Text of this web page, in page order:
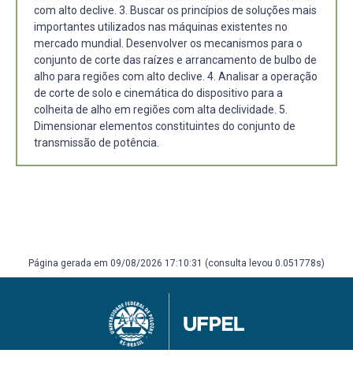
com alto declive. 3. Buscar os princípios de soluções mais
importantes utilizados nas máquinas existentes no
mercado mundial. Desenvolver os mecanismos para o
conjunto de corte das raízes e arrancamento de bulbo de
alho para regiões com alto declive. 4. Analisar a operação
de corte de solo e cinemática do dispositivo para a
colheita de alho em regiões com alta declividade. 5.
Dimensionar elementos constituintes do conjunto de
transmissão de potência.
Página gerada em 09/08/2026 17:10:31 (consulta levou 0.051778s)